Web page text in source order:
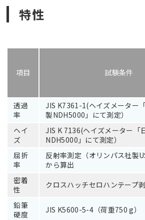
特性
項目 試験条件
透過
率
JIS K7361-1(ヘイズメーター
製NDH5000」にて測定）
ヘイ
ズ
JIS K 7136(ヘイズメーター「
NDH5000」にて測定）
屈折
率
反射率測定（オリンパス社製
から算出
密着
性
クロスハッチセロハンテープ剥
鉛筆
硬度
JIS K5600-5-4（荷重750 g）